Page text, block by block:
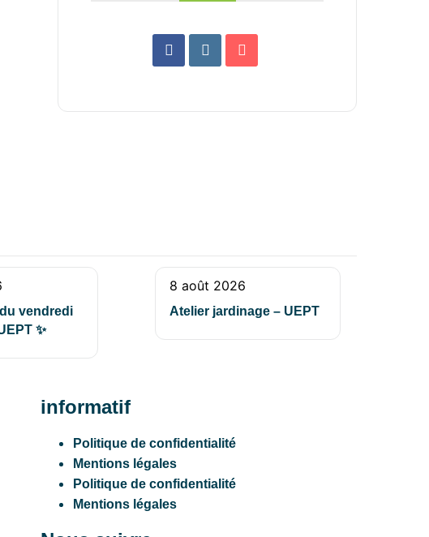
vendredi
✨
8 août 2026
Atelier jardinage – UEPT
informatif
Politique de confidentialité
Mentions légales
Politique de confidentialité
Mentions légales